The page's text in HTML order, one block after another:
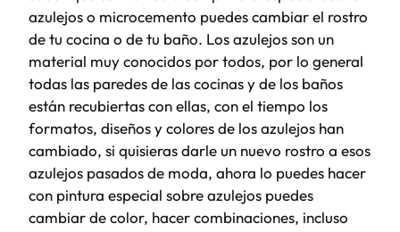
azulejos o microcemento puedes cambiar el rostro
de tu cocina o de tu baño. Los azulejos son un
material muy conocidos por todos, por lo general
todas las paredes de las cocinas y de los baños
están recubiertas con ellas, con el tiempo los
formatos, diseños y colores de los azulejos han
cambiado, si quisieras darle un nuevo rostro a esos
azulejos pasados de moda, ahora lo puedes hacer
con pintura especial sobre azulejos puedes
cambiar de color, hacer combinaciones, incluso